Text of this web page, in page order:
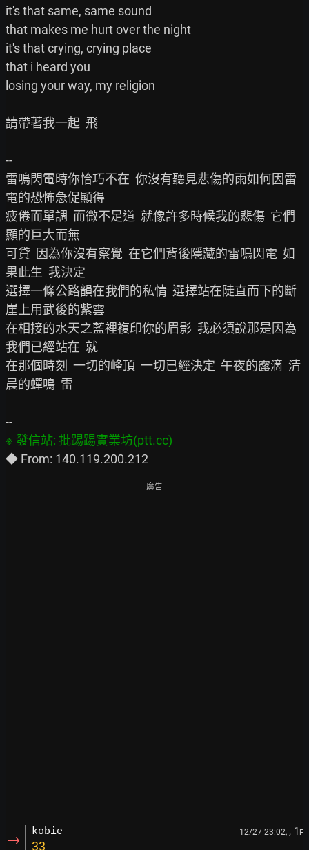
it's that same, same sound
that makes me hurt over the night
it's that crying, crying place
that i heard you
losing your way, my religion
請帶著我一起  飛
--
雷鳴閃電時你恰巧不在  你沒有聽見悲傷的雨如何因雷
電的恐怖急促顯得
疲倦而單調  而微不足道  就像許多時候我的悲傷  它們
顯的巨大而無
可貸  因為你沒有察覺  在它們背後隱藏的雷鳴閃電  如
果此生  我決定
選擇一條公路韻在我們的私情  選擇站在陡直而下的斷
崖上用武後的紫雲
在相接的水天之藍裡複印你的眉影  我必須說那是因為
我們已經站在  就
在那個時刻  一切的峰頂  一切已經決定  午夜的露滴  清
晨的蟬鳴  雷
廣告
→ kobie 12/27 23:02, , 1 F
33